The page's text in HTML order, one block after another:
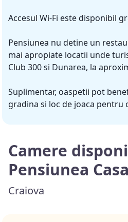
Accesul Wi-Fi este disponibil
Pensiunea nu detine un
mai apropiate locatii unde
Club 300 si Dunarea, la
Suplimentar, oaspetii pot
gradina si loc de joaca pentru
Camere
Pensiunea
Craiova